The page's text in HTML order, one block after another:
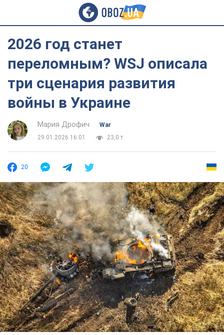
2026 год станет
переломным? WSJ описала
три сценария развития
войны в Украине
Мария Дрофич
War
29.01.2026 16:01
23,0 т.
20